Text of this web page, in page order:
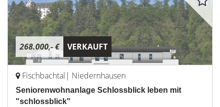
268.000,- € VERKAUFT
Fischbachtal| Niedernhausen
Seniorenwohnanlage Schlossblick leben mit
"schlossblick"